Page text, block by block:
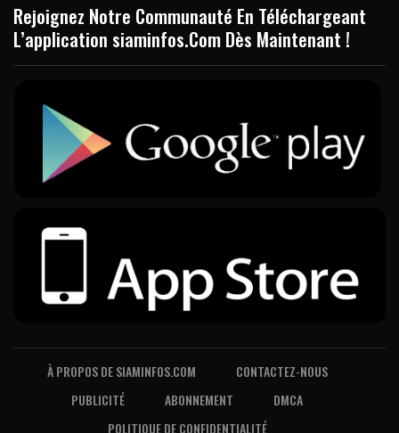
Rejoignez Notre Communauté En Téléchargeant
L’application siaminfos.Com Dès Maintenant !
À PROPOS DE SIAMINFOS.COM
CONTACTEZ-NOUS
PUBLICITÉ
ABONNEMENT
DMCA
POLITIQUE DE CONFIDENTIALITÉ